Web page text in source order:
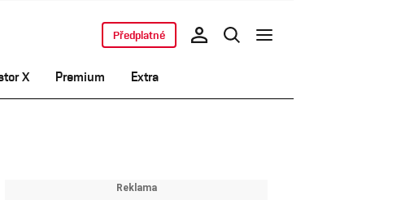
X Premium Extra
Předplatné